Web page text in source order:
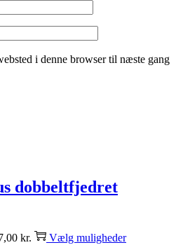
i denne browser til næste gang
dobbeltfjedret
kr. Vælg muligheder